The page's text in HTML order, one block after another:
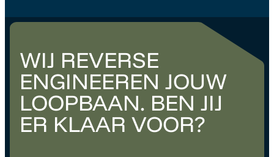
WIJ REVERSE
ENGINEEREN JOUW
LOOPBAAN. BEN JIJ
ER KLAAR VOOR?